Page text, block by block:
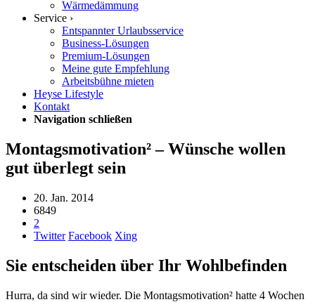
Wärmedämmung
Service ›
Entspannter Urlaubsservice
Business-Lösungen
Premium-Lösungen
Meine gute Empfehlung
Arbeitsbühne mieten
Heyse Lifestyle
Kontakt
Navigation schließen
Montagsmotivation² – Wünsche wollen
gut überlegt sein
20. Jan. 2014
6849
2
Twitter Facebook Xing
Sie entscheiden über Ihr Wohlbefinden
Hurra, da sind wir wieder. Die Montagsmotivation² hatte 4 Wochen